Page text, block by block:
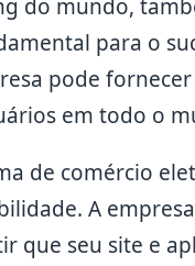
do mundo,
para o
pode
em todo o
de comércio
A
que seu site e